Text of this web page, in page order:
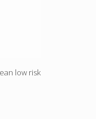
low risk